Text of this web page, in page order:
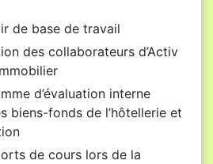
de base de travail
des collaborateurs d’Activ
d’évaluation interne
biens-fonds de l’hôtellerie et
de cours lors de la